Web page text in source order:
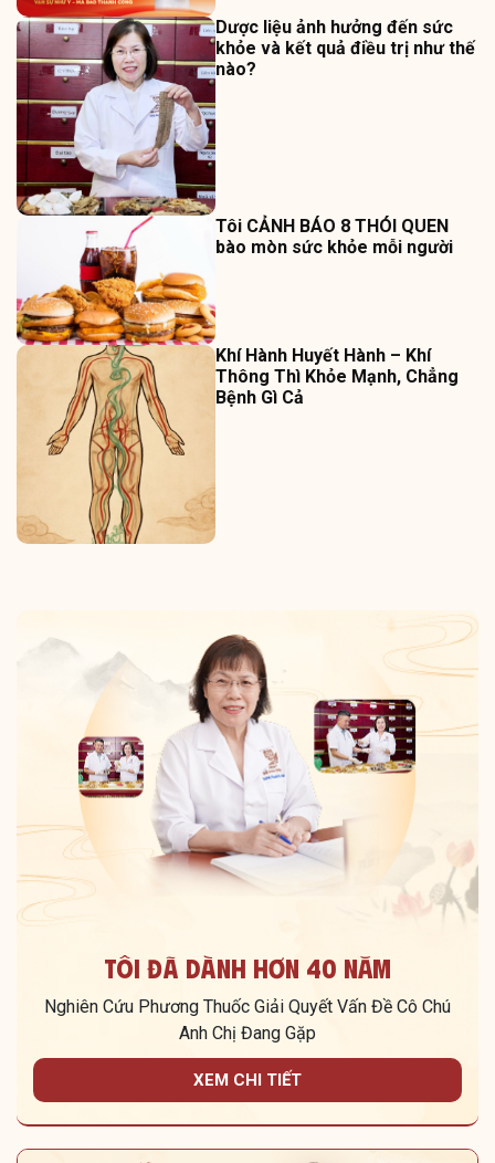
Dược liệu ảnh hưởng đến sức
khỏe và kết quả điều trị như thế
nào?
Tôi CẢNH BÁO 8 THÓI QUEN
bào mòn sức khỏe mỗi người
Khí Hành Huyết Hành – Khí
Thông Thì Khỏe Mạnh, Chẳng
Bệnh Gì Cả
Tôi Đã Dành Hơn 40 Năm
Nghiên Cứu Phương Thuốc Giải Quyết Vấn Đề Cô Chú
Anh Chị Đang Gặp
XEM CHI TIẾT